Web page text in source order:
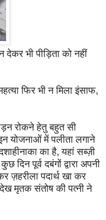
भी पीड़िता को नहीं
फिर भी न मिला इंसाफ,
रोकने हेतु बहुत सी
योजनाओं में पलीता लगाने
का है, यहां सब्ज़ी
पूर्व दबंगों द्वारा अपनी
पदार्थ खा कर
मृतक संतोष की पत्नी ने